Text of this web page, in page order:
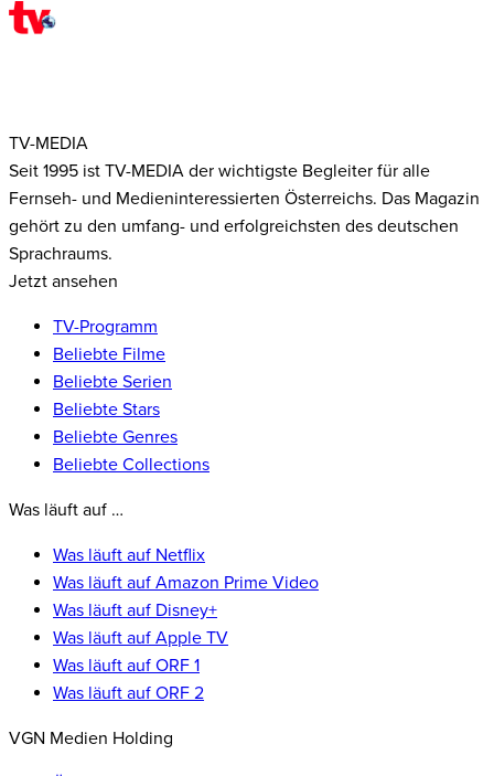
TV-MEDIA
Seit 1995 ist TV-MEDIA der wichtigste Begleiter für alle
Fernseh- und Medieninteressierten Österreichs. Das Magazin
gehört zu den umfang- und erfolgreichsten des deutschen
Sprachraums.
Jetzt ansehen
TV-Programm
Beliebte Filme
Beliebte Serien
Beliebte Stars
Beliebte Genres
Beliebte Collections
Was läuft auf …
Was läuft auf Netflix
Was läuft auf Amazon Prime Video
Was läuft auf Disney+
Was läuft auf Apple TV
Was läuft auf ORF 1
Was läuft auf ORF 2
VGN Medien Holding